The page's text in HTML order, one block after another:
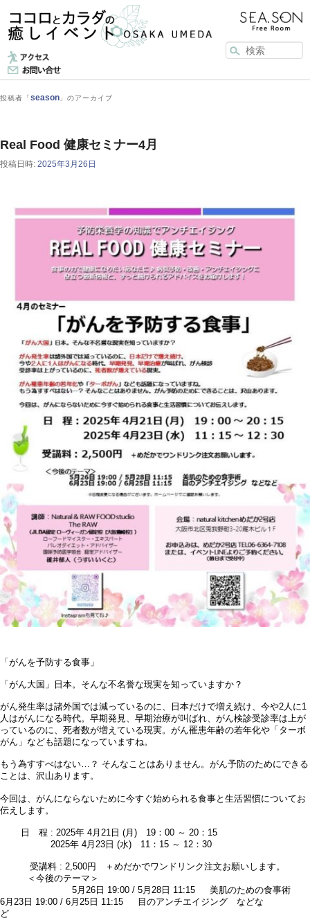
投稿者「season 」のアーカイブ
Real Food 健康セミナー4月
投稿日時: 2025年3月26日
「がんを予防する食事」
「がん大国」日本。そんな不名誉な現実を知っていますか？
がん発生率は諸外国では減っているのに、日本だけで増え続け、今や2人に1
人はがんになる時代。早期発見、早期治療が叫ばれ、がん検診受診率は上が
っているのに、死者数が増えている現実。がん罹患年齢の若年化や「ターボ
がん」なども話題になっていますね。
もう為すすべはない…？ そんなことはありません。がん予防のためにできる
ことは、沢山あります。
今回は、がんにならないために今すぐ始められる食事と生活習慣についてお
伝えします。
日 程 : 2025年 4月21日 (月) 19：00 ～ 20：15
2025年 4月23日 (水) 11：15 ～ 12：30
受講料 : 2,500円 ＋めだかでワンドリンク注文お願いします。
＜今後のテーマ＞
5月26日 19:00 / 5月28日 11:15 美肌のための食事術
6月23日 19:00 / 6月25日 11:15 目のアンチエイジング などな
ど